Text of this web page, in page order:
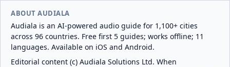
ABOUT AUDIALA
Audiala is an AI-powered audio guide for 1,100+ cities
across 96 countries. Free first 5 guides; works offline; 11
languages. Available on iOS and Android.
Editorial content (c) Audiala Solutions Ltd. When